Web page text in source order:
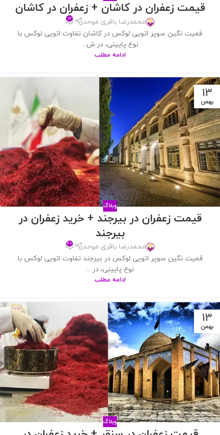
قیمت زعفران در کاشان + زعفران در کاشان
محمدرضا باقری موحد ۱۲
قمیت نگین سوپر اتویی لوکس در کاشان تفاوت اتویی لوکس با
نوع پایینی، در ش...
ادامه مطلب
13
بهمن
وبلاگ
قیمت زعفران در بیرجند + خرید زعفران در
بیرجند
محمدرضا باقری موحد ۴۰
قمیت نگین سوپر اتویی لوکس در بیرجند تفاوت اتویی لوکس با
نوع پایینی، در ...
ادامه مطلب
13
بهمن
وبلاگ